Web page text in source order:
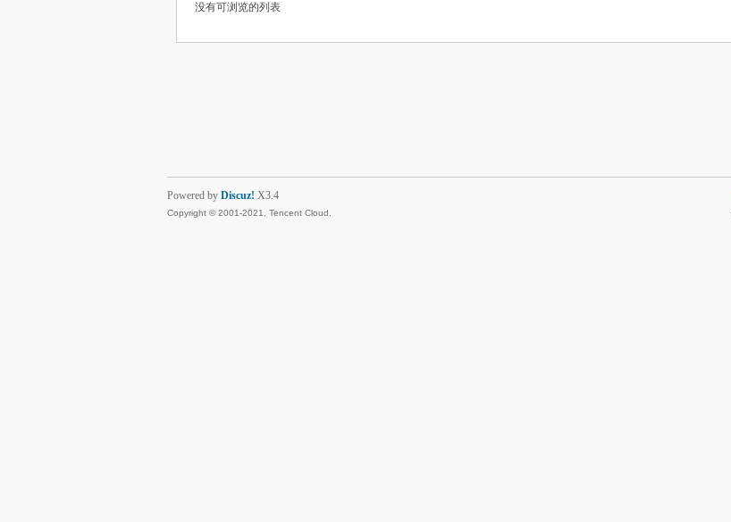
没有可浏览的列表
Powered by Discuz! X3.4
Copyright © 2001-2021, Tencent Cloud.